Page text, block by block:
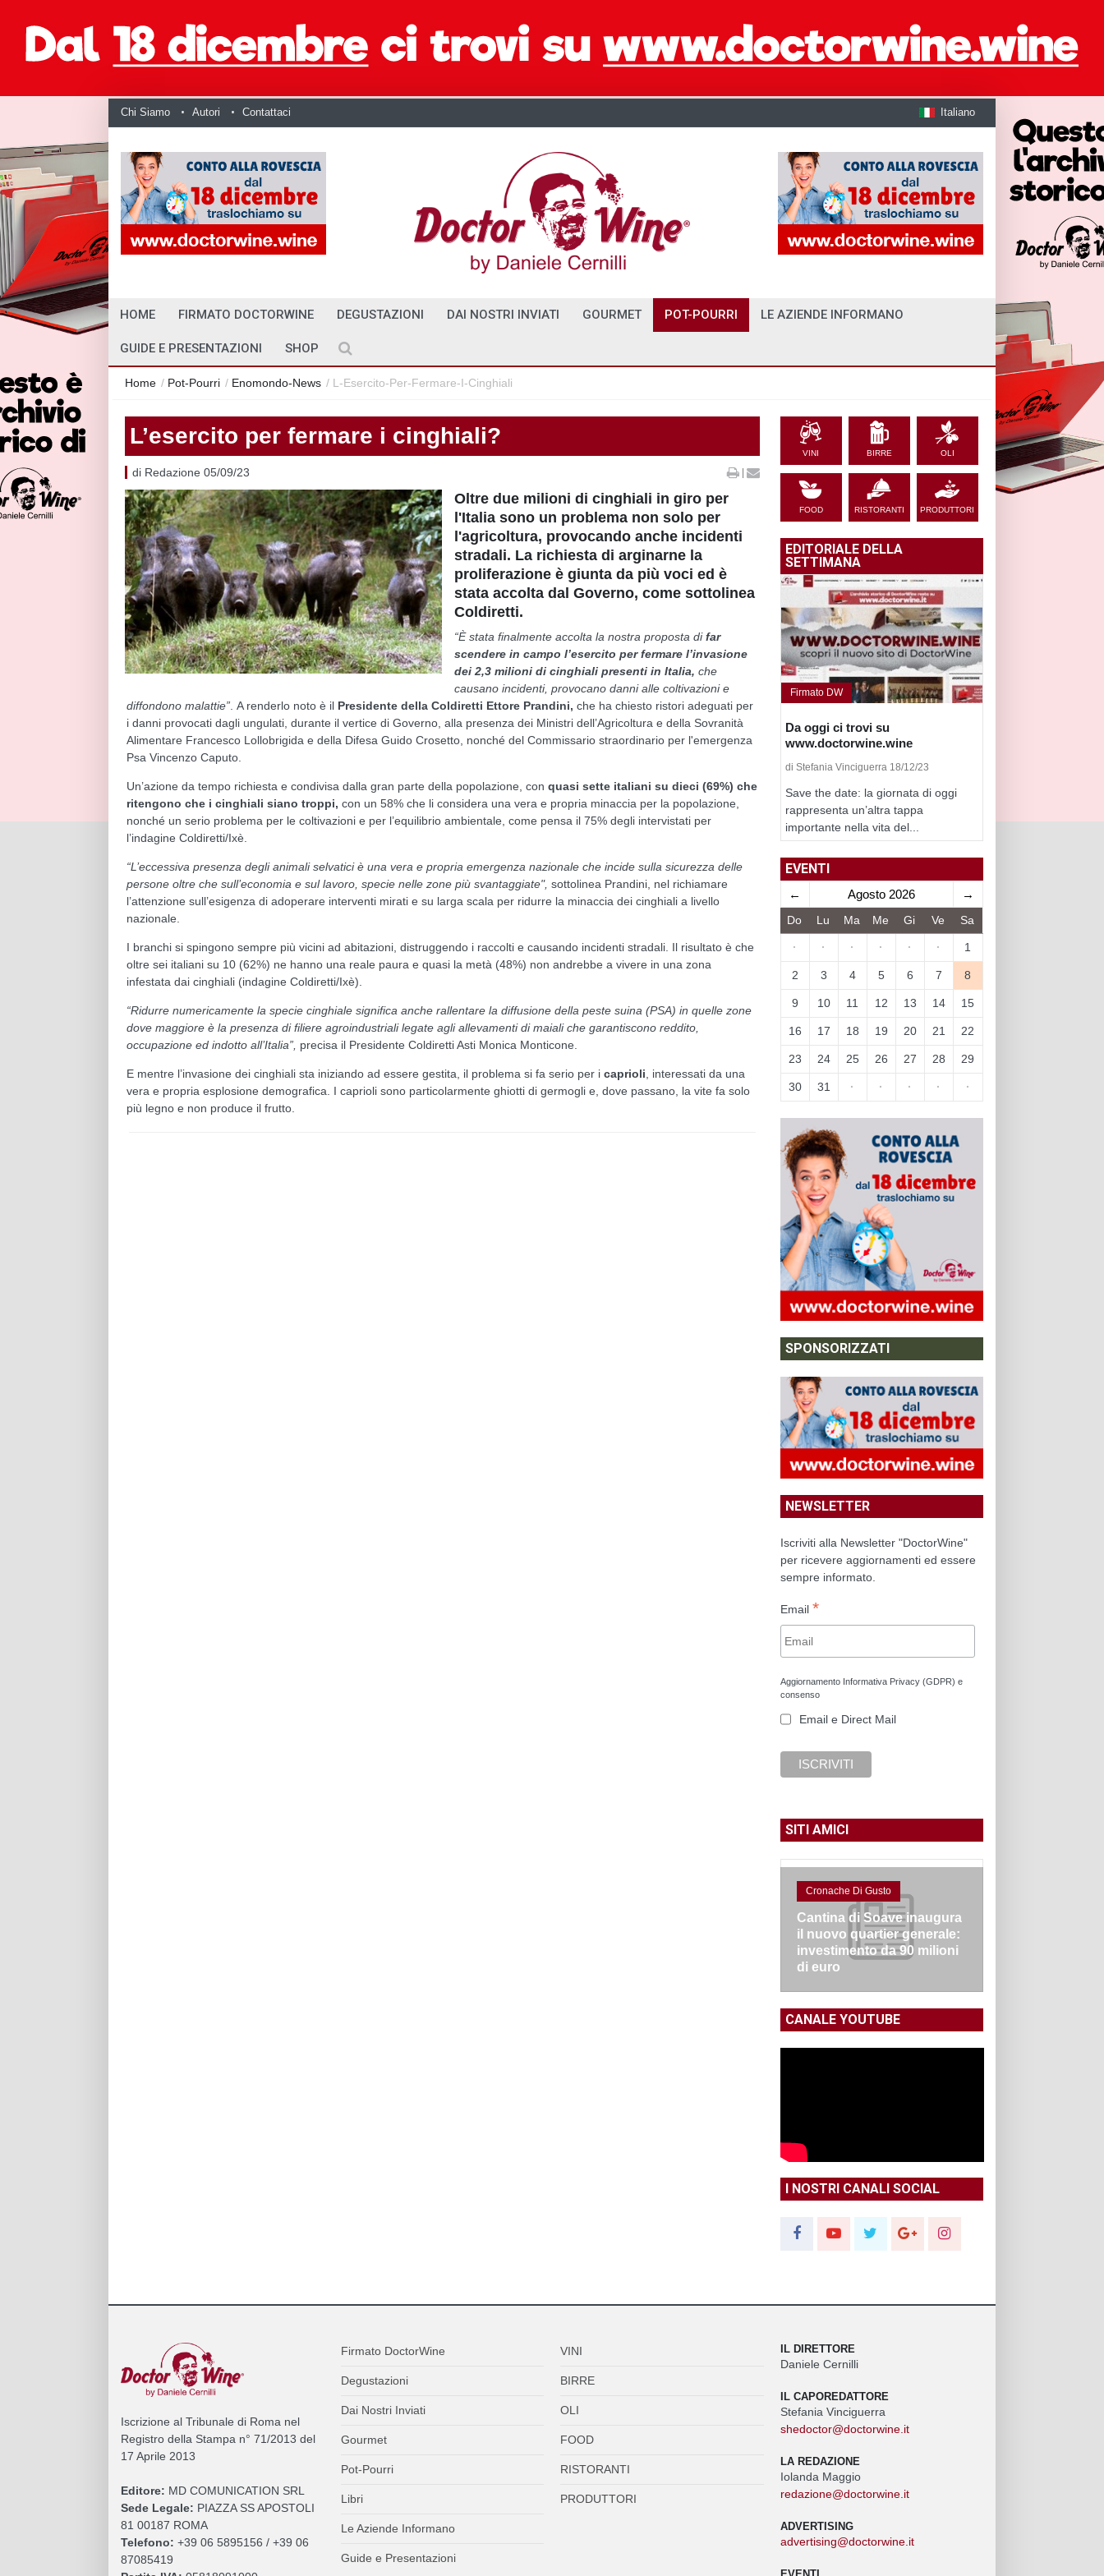
Chi Siamo Autori Contattaci Italiano
HOME FIRMATO DOCTORWINE DEGUSTAZIONI DAI NOSTRI INVIATI GOURMET POT-POURRI LE AZIENDE INFORMANO
GUIDE E PRESENTAZIONI SHOP
Home / Pot-Pourri / Enomondo-News / L-Esercito-Per-Fermare-I-Cinghiali
L’esercito per fermare i cinghiali?
di Redazione 05/09/23 |
Oltre due milioni di cinghiali in giro per
l'Italia sono un problema non solo per
l'agricoltura, provocando anche incidenti
stradali. La richiesta di arginarne la
proliferazione è giunta da più voci ed è
stata accolta dal Governo, come sottolinea
Coldiretti.
“È stata finalmente accolta la nostra proposta difar
scendere in campo l’esercito per fermare l’invasione
dei 2,3 milioni di cinghiali presenti in Italia,che
causano incidenti, provocano danni alle coltivazioni e
diffondono malattie” . A renderlo noto è il Presidente della Coldiretti Ettore Prandini, che ha chiesto ristori adeguati per
i danni provocati dagli ungulati, durante il vertice di Governo, alla presenza dei Ministri dell’Agricoltura e della Sovranità
Alimentare Francesco Lollobrigida e della Difesa Guido Crosetto, nonché del Commissario straordinario per l'emergenza
Psa Vincenzo Caputo.
Un’azione da tempo richiesta e condivisa dalla gran parte della popolazione, con quasi sette italiani su dieci (69%) che
ritengono che i cinghiali siano troppi, con un 58% che li considera una vera e propria minaccia per la popolazione,
nonché un serio problema per le coltivazioni e per l’equilibrio ambientale, come pensa il 75% degli intervistati per
l’indagine Coldiretti/Ixè.
“L’eccessiva presenza degli animali selvatici è una vera e propria emergenza nazionale che incide sulla sicurezza delle
persone oltre che sull’economia e sul lavoro, specie nelle zone più svantaggiate", sottolinea Prandini, nel richiamare
l’attenzione sull’esigenza di adoperare interventi mirati e su larga scala per ridurre la minaccia dei cinghiali a livello
nazionale.
I branchi si spingono sempre più vicini ad abitazioni, distruggendo i raccolti e causando incidenti stradali. Il risultato è che
oltre sei italiani su 10 (62%) ne hanno una reale paura e quasi la metà (48%) non andrebbe a vivere in una zona
infestata dai cinghiali (indagine Coldiretti/Ixè).
“Ridurre numericamente la specie cinghiale significa anche rallentare la diffusione della peste suina (PSA) in quelle zone
dove maggiore è la presenza di filiere agroindustriali legate agli allevamenti di maiali che garantiscono reddito,
occupazione ed indotto all’Italia”, precisa il Presidente Coldiretti Asti Monica Monticone.
E mentre l’invasione dei cinghiali sta iniziando ad essere gestita, il problema si fa serio per i caprioli , interessati da una
vera e propria esplosione demografica. I caprioli sono particolarmente ghiotti di germogli e, dove passano, la vite fa solo
più legno e non produce il frutto.
VINI BIRRE OLI
FOOD RISTORANTI PRODUTTORI
EDITORIALE DELLA
SETTIMANA
Firmato DW
Da oggi ci trovi su
www.doctorwine.wine
di Stefania Vinciguerra 18/12/23
Save the date: la giornata di oggi
rappresenta un’altra tappa
importante nella vita del...
EVENTI
← Agosto 2026 →
Do Lu Ma Me Gi Ve Sa
· · · · · · 1
2 3 4 5 6 7 8
9 10 11 12 13 14 15
16 17 18 19 20 21 22
23 24 25 26 27 28 29
30 31 · · · · ·
SPONSORIZZATI
NEWSLETTER
Iscriviti alla Newsletter "DoctorWine"
per ricevere aggiornamenti ed essere
sempre informato.
Email *
Aggiornamento Informativa Privacy (GDPR) e
consenso
Email e Direct Mail
SITI AMICI
Cronache Di Gusto
Cantina di Soave inaugura
il nuovo quartier generale:
investimento da 90 milioni
di euro
CANALE YOUTUBE
I NOSTRI CANALI SOCIAL
Iscrizione al Tribunale di Roma nel
Registro della Stampa n° 71/2013 del
17 Aprile 2013
Editore: MD COMUNICATION SRL
Sede Legale: PIAZZA SS APOSTOLI
81 00187 ROMA
Telefono: +39 06 5895156 / +39 06
87085419
Firmato DoctorWine
Degustazioni
Dai Nostri Inviati
Gourmet
Pot-Pourri
Libri
Le Aziende Informano
Guide e Presentazioni
VINI
BIRRE
OLI
FOOD
RISTORANTI
PRODUTTORI
IL DIRETTORE
Daniele Cernilli
IL CAPOREDATTORE
Stefania Vinciguerra
shedoctor@doctorwine.it
LA REDAZIONE
Iolanda Maggio
redazione@doctorwine.it
ADVERTISING
advertising@doctorwine.it